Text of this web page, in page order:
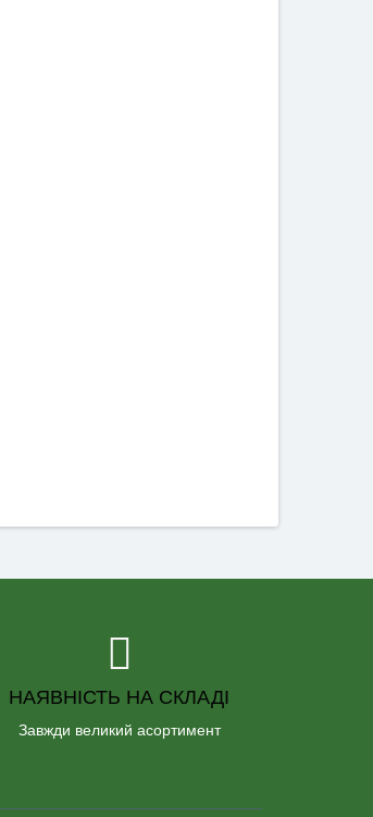
НАЯВНІСТЬ НА СКЛАДІ
Завжди великий асортимент